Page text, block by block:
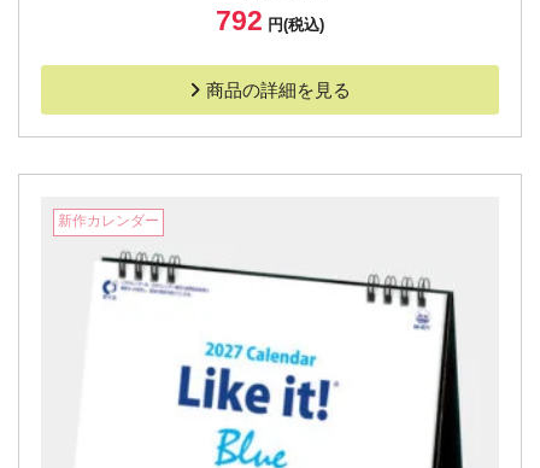
792 円(税込)
商品の詳細を見る
新作カレンダー